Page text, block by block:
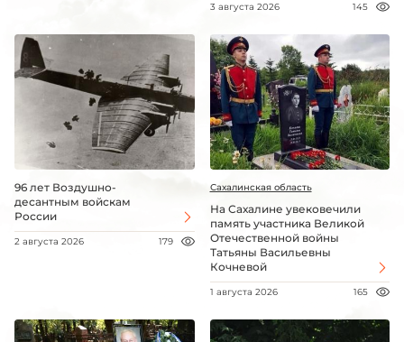
3 августа 2026 145
96 лет Воздушно-
десантным войскам
России
2 августа 2026 179
Сахалинская область
На Сахалине увековечили
память участника Великой
Отечественной войны
Татьяны Васильевны
Кочневой
1 августа 2026 165